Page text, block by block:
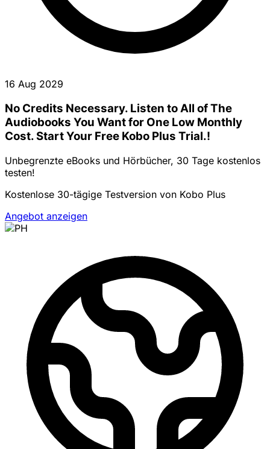
16 Aug 2029
No Credits Necessary. Listen to All of The
Audiobooks You Want for One Low Monthly
Cost. Start Your Free Kobo Plus Trial.!
Unbegrenzte eBooks und Hörbücher, 30 Tage kostenlos
testen!
Kostenlose 30-tägige Testversion von Kobo Plus
Angebot anzeigen